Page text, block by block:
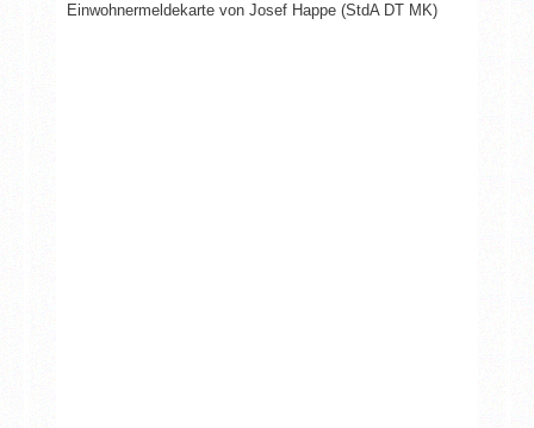
Einwohnermeldekarte von Josef Happe (StdA DT MK)